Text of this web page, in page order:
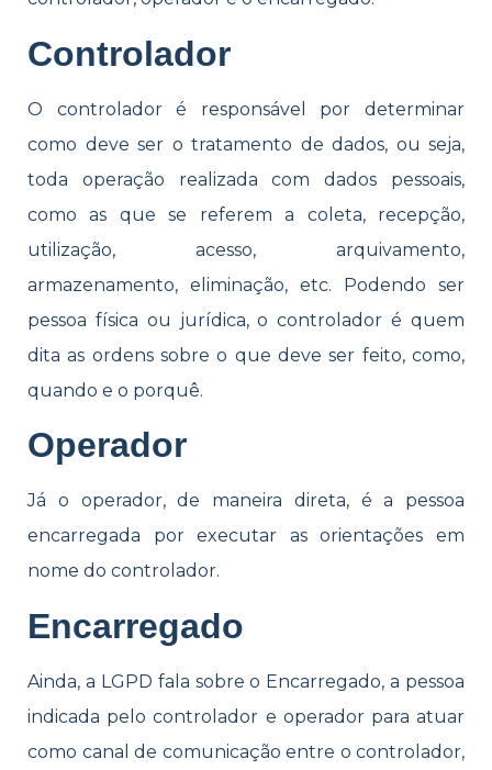
Controlador
O controlador é responsável por determinar
como deve ser o tratamento de dados, ou seja,
toda operação realizada com dados pessoais,
como as que se referem a coleta, recepção,
utilização, acesso, arquivamento,
armazenamento, eliminação, etc. Podendo ser
pessoa física ou jurídica, o controlador é quem
dita as ordens sobre o que deve ser feito, como,
quando e o porquê.
Operador
Já o operador, de maneira direta, é a pessoa
encarregada por executar as orientações em
nome do controlador.
Encarregado
Ainda, a LGPD fala sobre o Encarregado, a pessoa
indicada pelo controlador e operador para atuar
como canal de comunicação entre o controlador,